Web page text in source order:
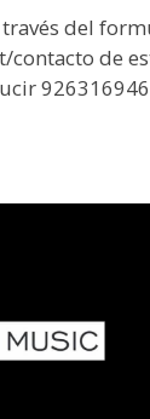
del
de
926316946